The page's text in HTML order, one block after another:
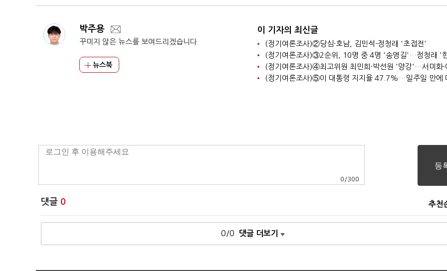
박주용
꾸미지 않은 뉴스를 보여드리겠습니다.
뉴스북
이 기자의 최신글
(정기여론조사)②당심·호남, 김민석-정청래 '초접전'
0 /300
댓글 0 추천
0/0 댓글 더보기